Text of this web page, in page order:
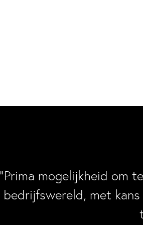
“Prima mogelijkheid om
bedrijfswereld, met